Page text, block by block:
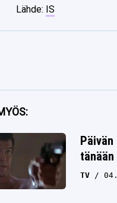
Lähde: IS
Facebook
Twitter
Whatsapp
TV